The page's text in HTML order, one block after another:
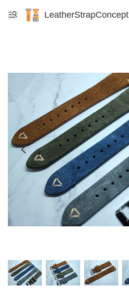
LeatherStrapConcept